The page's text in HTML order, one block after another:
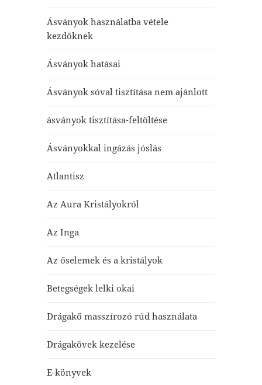
Ásványok használatba vétele
kezdőknek
Ásványok hatásai
Ásványok sóval tisztítása nem ajánlott
ásványok tisztítása-feltöltése
Ásványokkal ingázás jóslás
Atlantisz
Az Aura Kristályokról
Az Inga
Az őselemek és a kristályok
Betegségek lelki okai
Drágakő masszírozó rúd használata
Drágakövek kezelése
E-könyvek